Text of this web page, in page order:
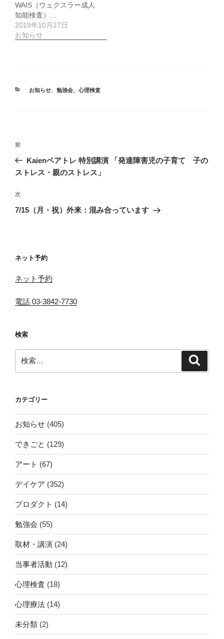
WAIS（ウェクスラー成人
知能検査）…
2019年10月27日
お知らせ
カ
お知らせ、 勉強会、 心理検査
投
ゲ
ー
前
の
投
前
Kaienペアトレ 特別講演 「発達障害児の子育て 子の
ストレス・親のストレス」
次
の
次
7/15（月・祝）外来：混み合っています
ネット予約
ネット予約
電話 03-3842-7730
検索
索:
カテゴリー
お知らせ (405)
できごと (129)
アート (67)
デイケア (352)
プロダクト (14)
勉強会 (55)
取材・講演 (24)
当事者活動 (12)
心理検査 (18)
心理療法 (14)
未分類 (2)